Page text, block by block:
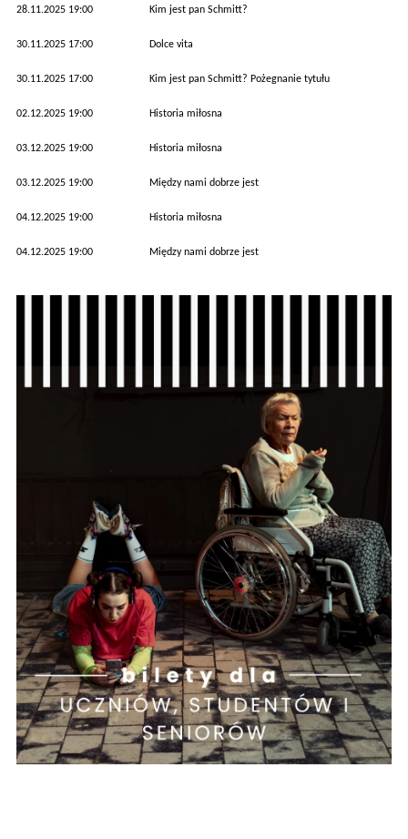
28.11.2025 19:00 Kim jest pan Schmitt?
30.11.2025 17:00 Dolce vita
30.11.2025 17:00 Kim jest pan Schmitt? Pożegnanie tytułu
02.12.2025 19:00 Historia miłosna
03.12.2025 19:00 Historia miłosna
03.12.2025 19:00 Między nami dobrze jest
04.12.2025 19:00 Historia miłosna
04.12.2025 19:00 Między nami dobrze jest